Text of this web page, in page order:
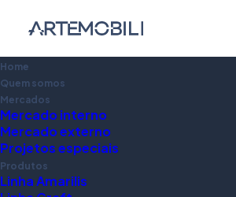
Home
Quem somos
Mercados
Mercado interno
Mercado externo
Projetos especiais
Produtos
Linha Amarilis